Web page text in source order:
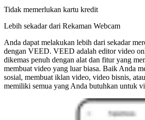
Tidak memerlukan kartu kredit
Lebih sekadar dari Rekaman Webcam
Anda dapat melakukan lebih dari sekadar
dengan VEED. VEED adalah editor video
dikemas penuh dengan alat dan fitur yang
membuat video yang luar biasa. Baik Anda
sosial, membuat iklan video, video bisnis,
memiliki semua yang Anda butuhkan untuk